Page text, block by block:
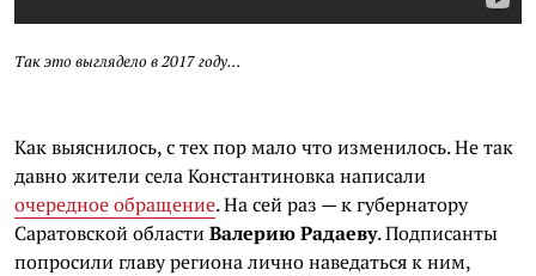
Так это выглядело в 2017 году…
Как выяснилось, с тех пор мало что изменилось. Не так
давно жители села Константиновка написали
очередное обращение. На сей раз — к губернатору
Саратовской области ВалериюРадаеву. Подписанты
попросили главу региона лично наведаться к ним,